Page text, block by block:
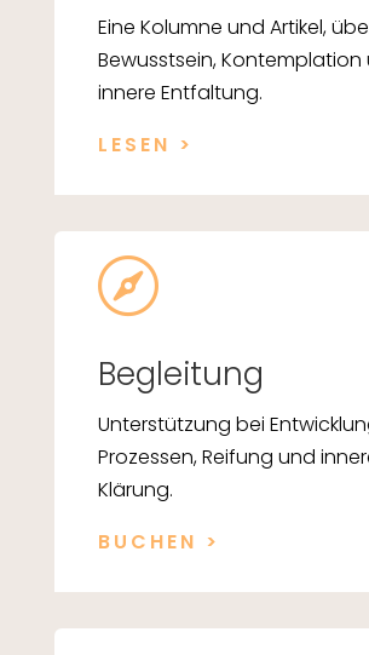
Eine Kolumne und Artikel,
Bewusstsein, Kontemplation
innere Entfaltung.
LESEN >

Begleitung
Unterstützung bei
Prozessen, Reifung und
Klärung.
BUCHEN >